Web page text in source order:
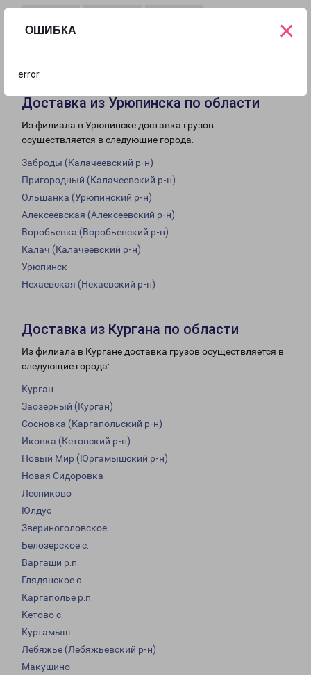
ОШИБКА
error
×
с 09:00 до
18:00
16:00
Доставка из Урюпинска по области
Из филиала в Урюпинске доставка грузов
осуществляется в следующие города:
Заброды (Калачеевский р-н)
Пригородный (Калачеевский р-н)
Ольшанка (Урюпинский р-н)
Алексеевская (Алексеевский р-н)
Воробьевка (Воробьевский р-н)
Калач (Калачеевский р-н)
Урюпинск
Нехаевская (Нехаевский р-н)
Доставка из Кургана по области
Из филиала в Кургане доставка грузов осуществляется в
следующие города:
Курган
Заозерный (Курган)
Сосновка (Каргапольский р-н)
Иковка (Кетовский р-н)
Новый Мир (Юргамышский р-н)
Новая Сидоровка
Лесниково
Юлдус
Звериноголовское
Белозерское с.
Варгаши р.п.
Глядянское с.
Каргаполье р.п.
Кетово с.
Куртамыш
Лебяжье (Лебяжьевский р-н)
Макушино